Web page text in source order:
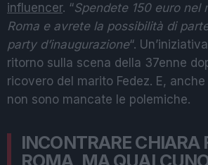
influencer. “Spendete 150 euro nel
Roma e avrete la possibilità di
party d’inaugurazione“.
ritorno sulla scena della 37enne
ricovero del marito Fedez. E,
non sono mancate le polemiche.
INCONTRARE CHIARA